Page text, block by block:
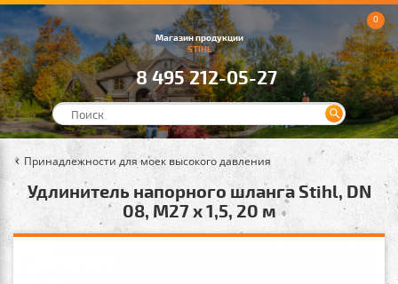
Магазин продукции
STIHL
8 495 212-05-27
0
Принадлежности для моек высокого давления
Удлинитель напорного шланга Stihl, DN
08, M27 x 1,5, 20 м